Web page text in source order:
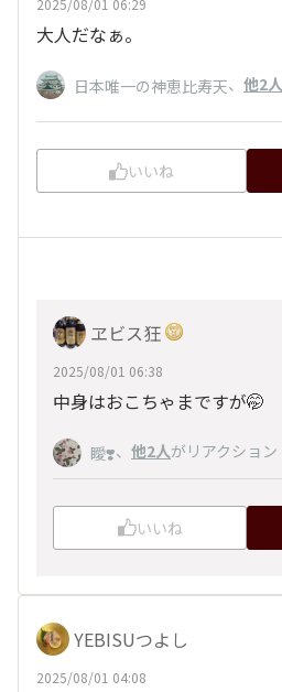
大人だなぁ。
日本唯一の神恵比寿天、 他2人
いいね
ヱビス狂
2025/08/01 06:38
中身はおこちゃまですが🤭
瞹❣️、 他2人がリアクション
いいね
YEBISUつよし
2025/08/01 04:08